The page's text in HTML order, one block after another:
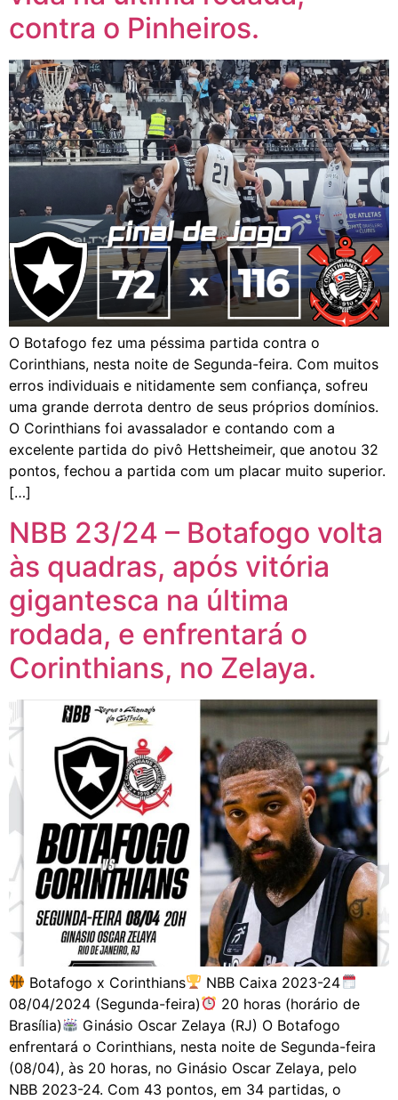
contra o Pinheiros.
O Botafogo fez uma péssima partida contra o
Corinthians, nesta noite de Segunda-feira. Com muitos
erros individuais e nitidamente sem confiança, sofreu
uma grande derrota dentro de seus próprios domínios.
O Corinthians foi avassalador e contando com a
excelente partida do pivô Hettsheimeir, que anotou 32
pontos, fechou a partida com um placar muito superior.
[…]
NBB 23/24 – Botafogo volta
às quadras, após vitória
gigantesca na última
rodada, e enfrentará o
Corinthians, no Zelaya.
Botafogo x Corinthians
NBB Caixa 2023-24
08/04/2024 (Segunda-feira)
20 horas (horário de
Brasília)
Ginásio Oscar Zelaya (RJ) O Botafogo
enfrentará o Corinthians, nesta noite de Segunda-feira
(08/04), às 20 horas, no Ginásio Oscar Zelaya, pelo
NBB 2023-24. Com 43 pontos, em 34 partidas, o